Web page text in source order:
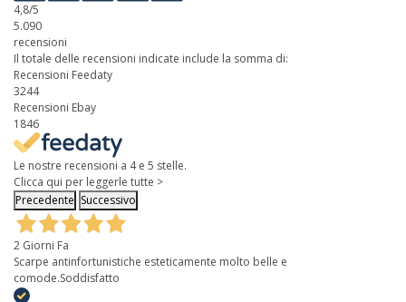
4,8/5
5.090
recensioni
Il totale delle recensioni indicate include la somma di:
Recensioni Feedaty
3244
Recensioni Ebay
1846
Le nostre recensioni a 4 e 5 stelle.
Clicca qui per leggerle tutte >
Precedente Successivo
2 Giorni Fa
Scarpe antinfortunistiche esteticamente molto belle e
comode.Soddisfatto